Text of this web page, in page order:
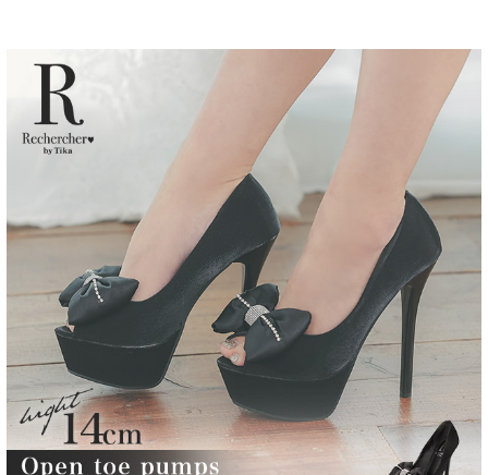
■注意事項